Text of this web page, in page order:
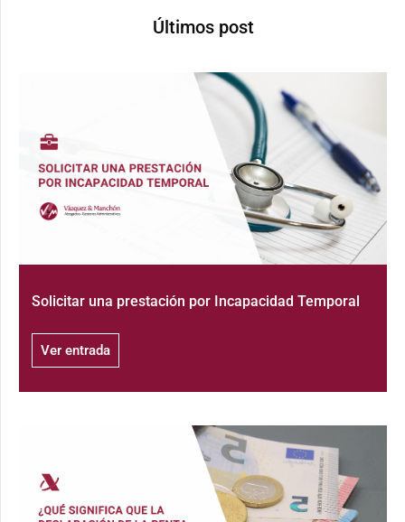
Últimos post
Solicitar una prestación por Incapacidad Temporal
Ver entrada